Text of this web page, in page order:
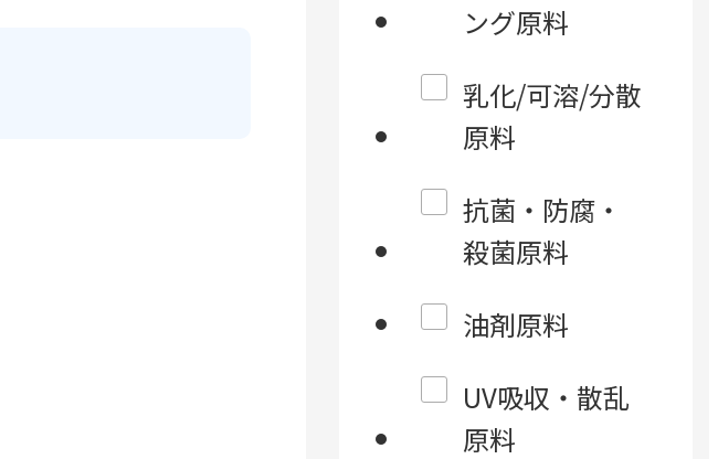
ング原料
乳化/可溶/分散
原料
抗菌・防腐・
殺菌原料
油剤原料
UV吸収・散乱
原料